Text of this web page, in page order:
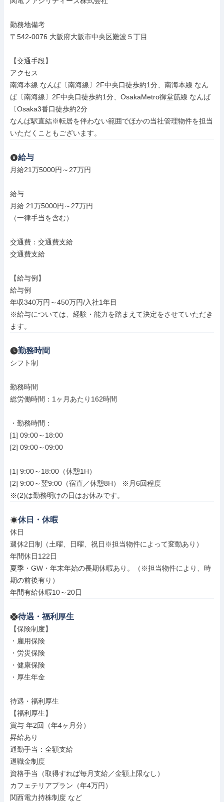
勤務地備考
〒542-0076 大阪府大阪市中央区難波５丁目
【交通手段】
アクセス
南海本線 なんば〔南海線〕2F中央口徒歩約1分、南海本線 なん
ば〔南海線〕2F中央口徒歩約1分、OsakaMetro御堂筋線 なんば
〔Osaka3番口徒歩約2分
なんば駅直結※転居を伴わない範囲でほかの当社管理物件を担当
いただくこともございます。
給与
月給21万5000円～27万円
給与
月給 21万5000円～27万円
（一律手当を含む）
交通費：交通費支給
交通費支給
【給与例】
給与例
年収340万円～450万円/入社1年目
※給与については、経験・能力を踏まえて決定をさせていただき
ます。
勤務時間
シフト制
勤務時間
総労働時間：1ヶ月あたり162時間
・勤務時間：
[1] 09:00～18:00
[2] 09:00～09:00
[1] 9:00～18:00（休憩1H）
[2] 9:00～翌9:00（宿直／休憩8H） ※月6回程度
※(2)は勤務明けの日はお休みです。
休日・休暇
休日
週休2日制（土曜、日曜、祝日※担当物件によって変動あり）
年間休日122日
夏季・GW・年末年始の長期休暇あり。（※担当物件により、時
期の前後有り）
年間有給休暇10～20日
待遇・福利厚生
【保険制度】
・雇用保険
・労災保険
・健康保険
・厚生年金
待遇・福利厚生
【福利厚生】
賞与 年2回（年4ヶ月分）
昇給あり
通勤手当：全額支給
退職金制度
資格手当（取得すれば毎月支給／金額上限なし）
カフェテリアプラン（年4万円）
関西電力持株制度 など